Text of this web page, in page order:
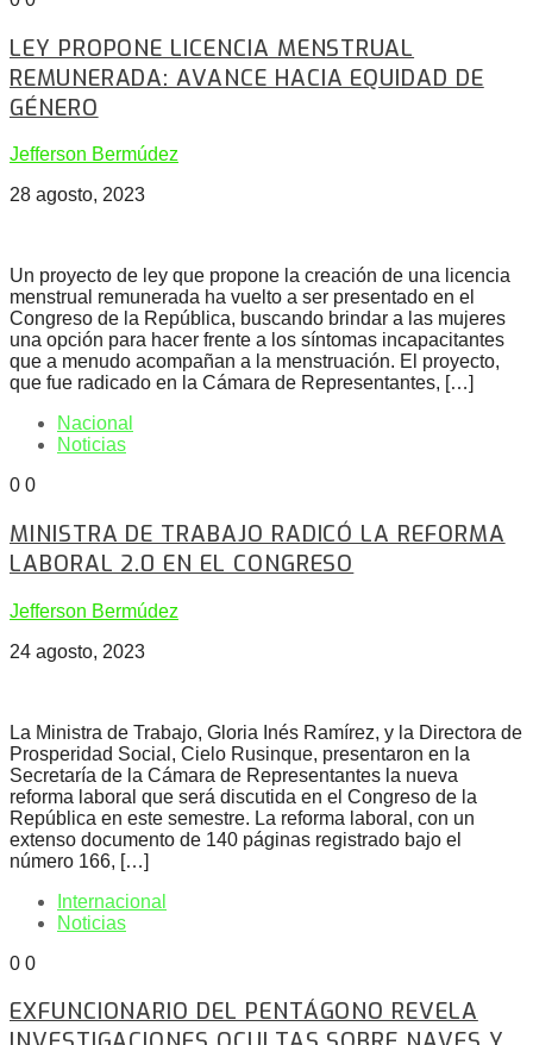
LEY PROPONE LICENCIA MENSTRUAL
REMUNERADA: AVANCE HACIA EQUIDAD DE
GÉNERO
Jefferson Bermúdez
28 agosto, 2023
Un proyecto de ley que propone la creación de una licencia
menstrual remunerada ha vuelto a ser presentado en el
Congreso de la República, buscando brindar a las mujeres
una opción para hacer frente a los síntomas incapacitantes
que a menudo acompañan a la menstruación. El proyecto,
que fue radicado en la Cámara de Representantes, […]
Nacional
Noticias
0 0
MINISTRA DE TRABAJO RADICÓ LA REFORMA
LABORAL 2.0 EN EL CONGRESO
Jefferson Bermúdez
24 agosto, 2023
La Ministra de Trabajo, Gloria Inés Ramírez, y la Directora de
Prosperidad Social, Cielo Rusinque, presentaron en la
Secretaría de la Cámara de Representantes la nueva
reforma laboral que será discutida en el Congreso de la
República en este semestre. La reforma laboral, con un
extenso documento de 140 páginas registrado bajo el
número 166, […]
Internacional
Noticias
0 0
EXFUNCIONARIO DEL PENTÁGONO REVELA